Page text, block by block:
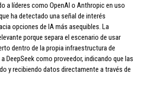
a líderes como OpenAI o Anthropic en uso
ha detectado una señal de interés
opciones de IA más asequibles. La
porque separa el escenario de usar
dentro de la propia infraestructura de
DeepSeek como proveedor, indicando que las
y recibiendo datos directamente a través de